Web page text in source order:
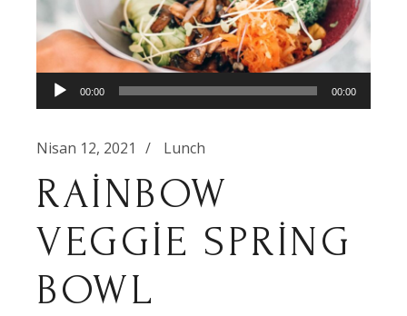
Ses
oynatıcı
00:00 00:00
Nisan 12, 2021 Lunch
RAINBOW
VEGGIE SPRING
BOWL